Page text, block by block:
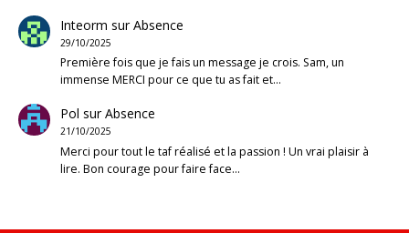
Inteorm surAbsence
29/10/2025
Première fois que je fais un message je crois. Sam, un
immense MERCI pour ce que tu as fait et…
Pol surAbsence
21/10/2025
Merci pour tout le taf réalisé et la passion ! Un vrai plaisir à
lire. Bon courage pour faire face…